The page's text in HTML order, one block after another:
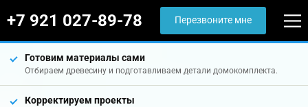
+7 921 027-89-78 Перезвоните мне
Готовим материалы сами
Отбираем древесину и подготавливаем детали домокомплекта.
Корректируем проекты